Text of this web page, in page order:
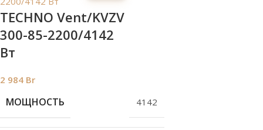
TECHNO Vent/KVZV
300-85-2200/4142
Вт
2 984 Br
МОЩНОСТЬ 4142